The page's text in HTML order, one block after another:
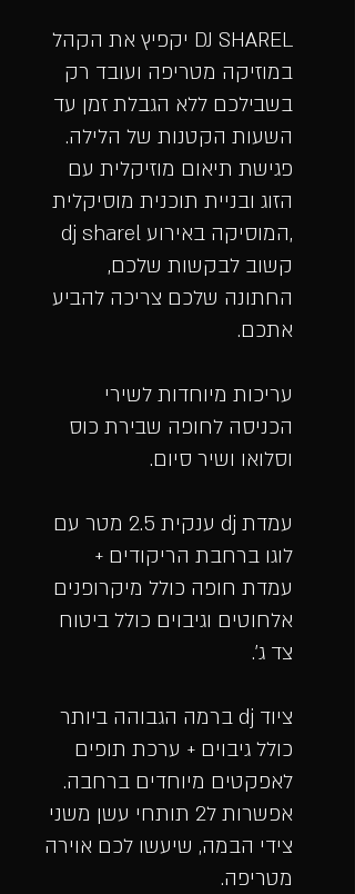
​DJ SHAREL יקפיץ את הקהל
במוזיקה מטריפה ועובד רק
בשבילכם ללא הגבלת זמן עד
השעות הקטנות של הלילה.
פגישת תיאום מוזיקלית עם
הזוג ובניית תוכנית מוסיקלית
,המוסיקה באירוע dj sharel
קשוב לבקשות שלכם,
החתונה שלכם צריכה להביע
אתכם.
עריכות מיוחדות לשירי
הכניסה לחופה שבירת כוס
וסלואו ושיר סיום.​
עמדת dj ענקית 2.5 מטר עם
לוגו ברחבת הריקודים ​+
עמדת חופה כולל מיקרופנים
אלחוטים וגיבוים כולל ביטוח
צד ג'.
ציוד dj ברמה הגבוהה ביותר
כולל גיבוים + ערכת תופים
לאפקטים מיוחדים ברחבה. ​
אפשרות ל2 תותחי עשן משני
צידי הבמה, שיעשו לכם אוירה
מטריפה.